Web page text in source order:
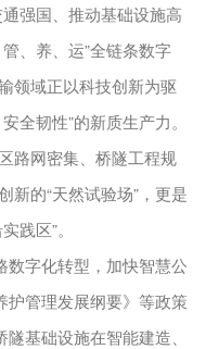
强国、推动基础设施高
、养、运”全链条数字
领域正以科技创新为驱
全韧性”的新质生产力。
路网密集、桥隧工程规
新的“天然试验场”，更是
践区”。
数字化转型，加快智慧公
护管理发展纲要》等政策
基础设施在智能建造、